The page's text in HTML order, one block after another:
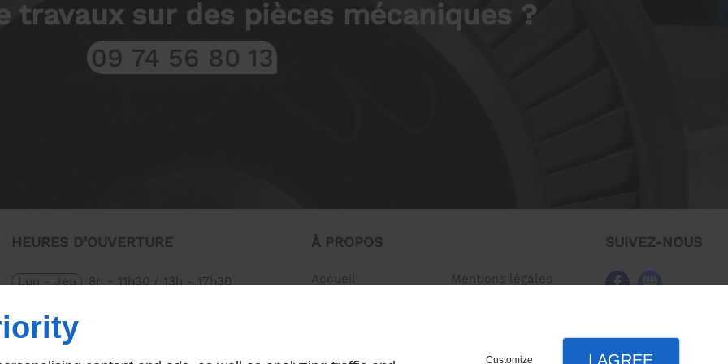
travaux sur des pièces mécaniques ?
09 74 56 80 13
HEURES D'OUVERTURE
Lun - Jeu
8h - 11h30 / 13h - 17h30
À PROPOS
Accueil
Mentions légales
SUIVEZ-NOUS
Customize I AGREE